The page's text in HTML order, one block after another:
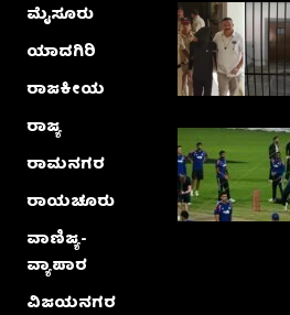
ಮೈಸೂರು
ಯಾದಗಿರಿ
ರಾಜಕೀಯ
ರಾಜ್ಯ
ರಾಮನಗರ
ರಾಯಚೂರು
ವಾಣಿಜ್ಯ-
ವ್ಯಾಪಾರ
ವಿಜಯನಗರ